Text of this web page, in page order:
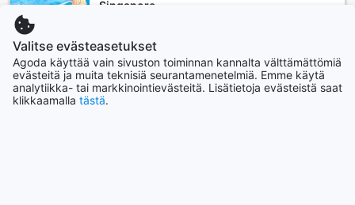
Singapore
Soul
Etelä-Korea
Valitse evästeasetukset
Agoda käyttää vain sivuston toiminnan kannalta välttämättömiä
evästeitä ja muita teknisiä seurantamenetelmiä. Emme käytä
analytiikka- tai markkinointievästeitä. Lisätietoja evästeistä saat
klikkaamalla tästä.